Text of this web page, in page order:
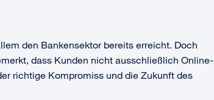
den Bankensektor bereits erreicht. Doch
dass Kunden nicht ausschließlich Online-
richtige Kompromiss und die Zukunft des